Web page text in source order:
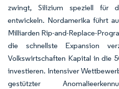
zwingt, Silizium speziell für
entwickeln. Nordamerika führt
Milliarden Rip-and-Replace-
die schnellste Expansion
Volkswirtschaften Kapital in die
investieren. Intensiver
gestützter